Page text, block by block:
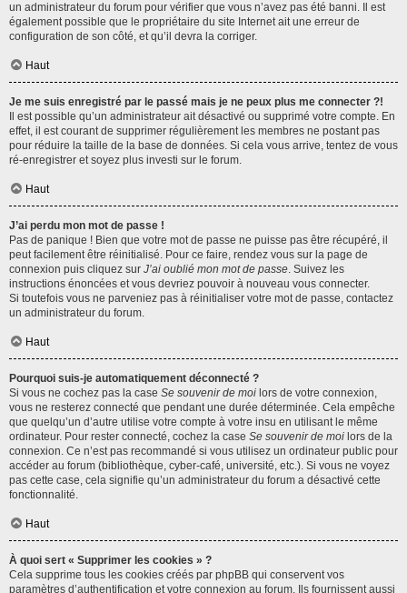
un administrateur du forum pour vérifier que vous n’avez pas été banni. Il est
également possible que le propriétaire du site Internet ait une erreur de
configuration de son côté, et qu’il devra la corriger.
Haut
Je me suis enregistré par le passé mais je ne peux plus me connecter ?!
Il est possible qu’un administrateur ait désactivé ou supprimé votre compte. En
effet, il est courant de supprimer régulièrement les membres ne postant pas
pour réduire la taille de la base de données. Si cela vous arrive, tentez de vous
ré-enregistrer et soyez plus investi sur le forum.
Haut
J’ai perdu mon mot de passe !
Pas de panique ! Bien que votre mot de passe ne puisse pas être récupéré, il
peut facilement être réinitialisé. Pour ce faire, rendez vous sur la page de
connexion puis cliquez sur J’ai oublié mon mot de passe. Suivez les
instructions énoncées et vous devriez pouvoir à nouveau vous connecter.
Si toutefois vous ne parveniez pas à réinitialiser votre mot de passe, contactez
un administrateur du forum.
Haut
Pourquoi suis-je automatiquement déconnecté ?
Si vous ne cochez pas la case Se souvenir de moi lors de votre connexion,
vous ne resterez connecté que pendant une durée déterminée. Cela empêche
que quelqu’un d’autre utilise votre compte à votre insu en utilisant le même
ordinateur. Pour rester connecté, cochez la case Se souvenir de moi lors de la
connexion. Ce n’est pas recommandé si vous utilisez un ordinateur public pour
accéder au forum (bibliothèque, cyber-café, université, etc.). Si vous ne voyez
pas cette case, cela signifie qu’un administrateur du forum a désactivé cette
fonctionnalité.
Haut
À quoi sert « Supprimer les cookies » ?
Cela supprime tous les cookies créés par phpBB qui conservent vos
paramètres d’authentification et votre connexion au forum. Ils fournissent aussi